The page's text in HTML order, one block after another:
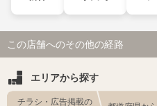
この店舗へのその他の経路
エリアから探す
チラシ・広告掲載の